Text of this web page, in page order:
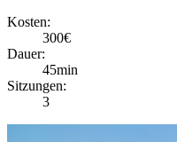
Kosten:
300€
Dauer:
45min
Sitzungen:
3